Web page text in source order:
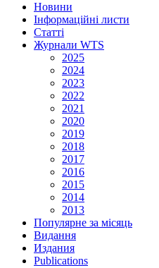
Новини
Інформаційні листи
Статті
Журнали WTS
2025
2024
2023
2022
2021
2020
2019
2018
2017
2016
2015
2014
2013
Популярне за місяць
Видання
Издания
Publications